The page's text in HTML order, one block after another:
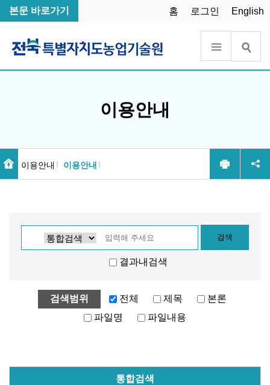
본문 바로가기 홈 로그인 English
이용안내
이용안내 이용안내
결과내검색
검색범위 전체 제목
본론
파일명
파일내용
통합검색